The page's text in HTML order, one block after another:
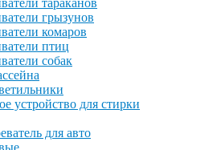
тараканов
грызунов
комаров
птиц
собак
устройство для стирки
для авто